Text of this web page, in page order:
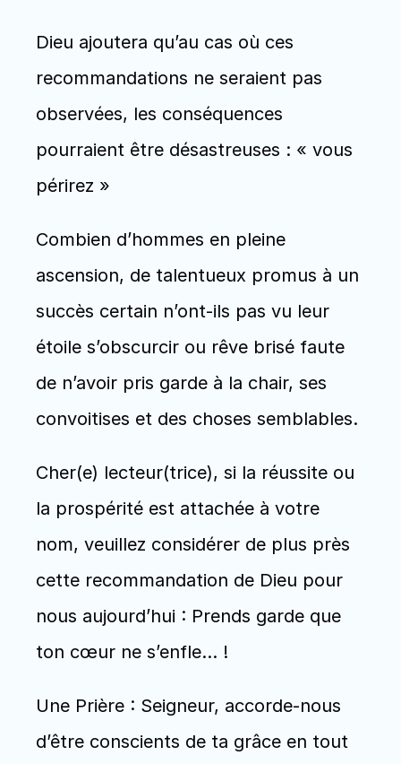
Dieu ajoutera qu’au cas où ces
recommandations ne seraient pas
observées, les conséquences
pourraient être désastreuses : « vous
périrez »
Combien d’hommes en pleine
ascension, de talentueux promus à un
succès certain n’ont-ils pas vu leur
étoile s’obscurcir ou rêve brisé faute
de n’avoir pris garde à la chair, ses
convoitises et des choses semblables.
Cher(e) lecteur(trice), si la réussite ou
la prospérité est attachée à votre
nom, veuillez considérer de plus près
cette recommandation de Dieu pour
nous aujourd’hui : Prends garde que
ton cœur ne s’enfle… !
Une Prière : Seigneur, accorde-nous
d’être conscients de ta grâce en tout